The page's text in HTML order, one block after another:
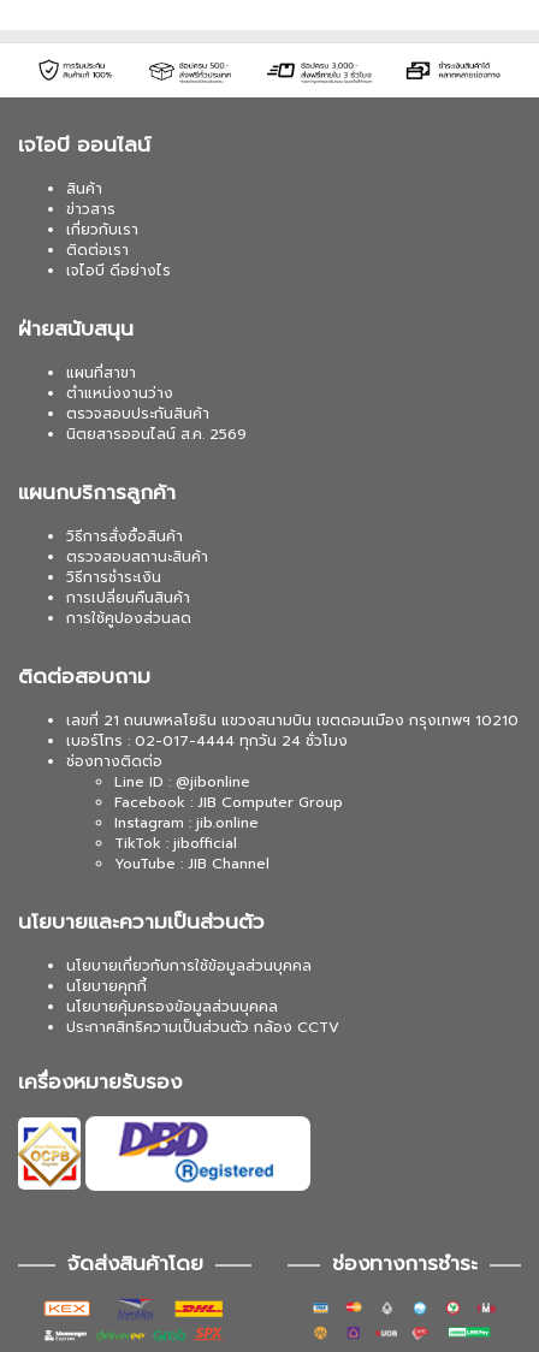
เจไอบี ออนไลน์
สินค้า
ข่าวสาร
เกี่ยวกับเรา
ติดต่อเรา
เจไอบี ดีอย่างไร
ฝ่ายสนับสนุน
แผนที่สาขา
ตำแหน่งงานว่าง
ตรวจสอบประกันสินค้า
นิตยสารออนไลน์ ส.ค. 2569
แผนกบริการลูกค้า
วิธีการสั่งซื้อสินค้า
ตรวจสอบสถานะสินค้า
วิธีการชำระเงิน
การเปลี่ยนคืนสินค้า
การใช้คูปองส่วนลด
ติดต่อสอบถาม
เลขที่ 21 ถนนพหลโยธิน แขวงสนามบิน เขตดอนเมือง กรุงเทพฯ 10210
เบอร์โทร : 02-017-4444 ทุกวัน 24 ชั่วโมง
ช่องทางติดต่อ
Line ID : @jibonline
Facebook : JIB Computer Group
Instagram : jib.online
TikTok : jibofficial
YouTube : JIB Channel
นโยบายและความเป็นส่วนตัว
นโยบายเกี่ยวกับการใช้ข้อมูลส่วนบุคคล
นโยบายคุกกี้
นโยบายคุ้มครองข้อมูลส่วนบุคคล
ประกาศสิทธิความเป็นส่วนตัว กล้อง CCTV
เครื่องหมายรับรอง
จัดส่งสินค้าโดย ช่องทางการชำระ